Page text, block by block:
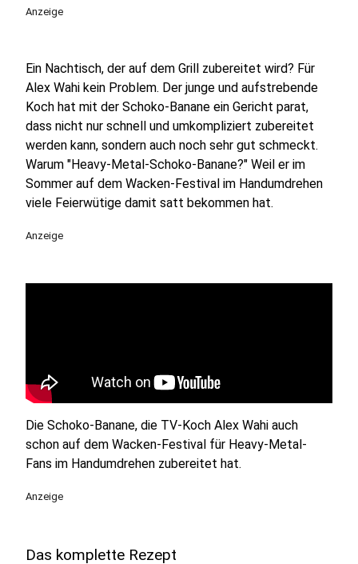
Anzeige
Ein Nachtisch, der auf dem Grill zubereitet wird? Für
Alex Wahi kein Problem. Der junge und aufstrebende
Koch hat mit der Schoko-Banane ein Gericht parat,
dass nicht nur schnell und umkompliziert zubereitet
werden kann, sondern auch noch sehr gut schmeckt.
Warum "Heavy-Metal-Schoko-Banane?" Weil er im
Sommer auf dem Wacken-Festival im Handumdrehen
viele Feierwütige damit satt bekommen hat.
Anzeige
Die Schoko-Banane, die TV-Koch Alex Wahi auch
schon auf dem Wacken-Festival für Heavy-Metal-
Fans im Handumdrehen zubereitet hat.
Anzeige
Das komplette Rezept